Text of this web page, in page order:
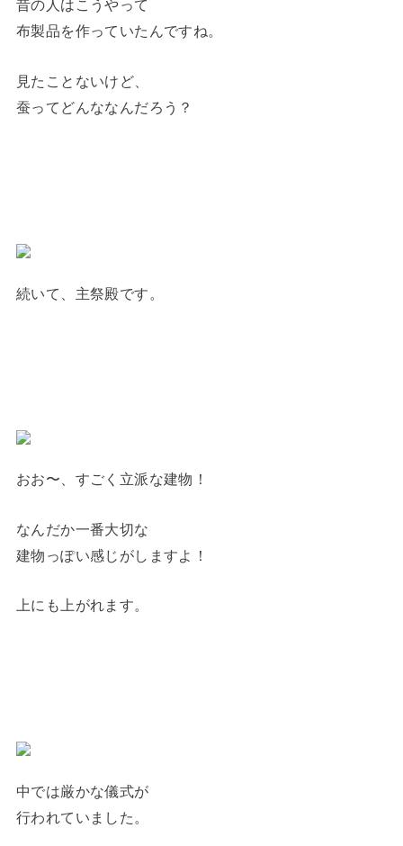
昔の人はこうやって
布製品を作っていたんですね。
見たことないけど、
蚕ってどんななんだろう？
続いて、主祭殿です。
おお〜、すごく立派な建物！
なんだか一番大切な
建物っぽい感じがしますよ！
上にも上がれます。
中では厳かな儀式が
行われていました。